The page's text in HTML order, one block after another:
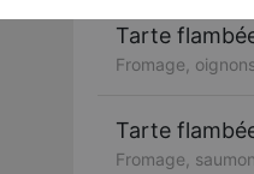
Tarte
Fromage,
Tarte
Fromage,